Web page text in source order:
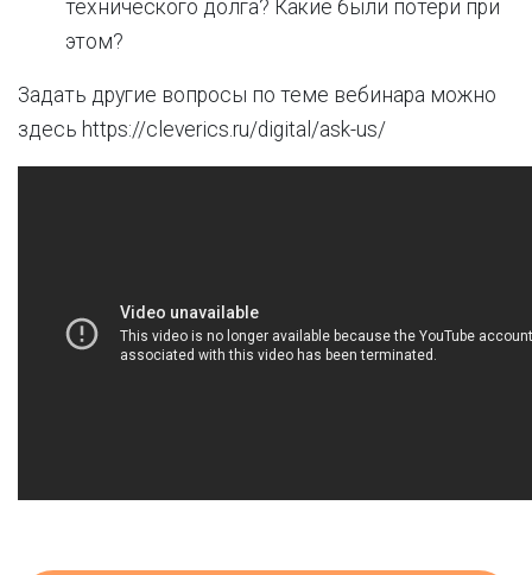
технического долга? Какие были потери при
этом?
Задать другие вопросы по теме вебинара можно
здесь https://cleverics.ru/digital/ask-us/